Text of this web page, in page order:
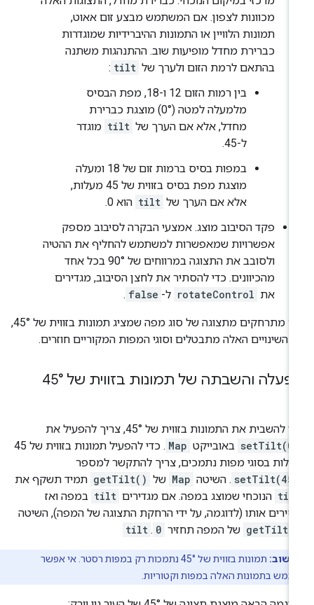
מכוונות לצפון. אם המשתמש מבצע זום אאוט,
תמונות הלוויין או התמונות ההיברידיות שמוגדרות
כברירת מחדל מופיעות שוב. ההתנהגות משתנה
בהתאם לרמת הזום ולערך של tilt
:
בין רמות הזום 12 ו-18, מפת הבסיס
מלמעלה למטה (0°) מוצגת כברירת
מחדל, אלא אם הערך של tilt מוגדר
במפות בסיס ברמות זום של 18 ומעלה
מוצגת מפת בסיס בזווית של 45 מעלות,
אלא אם הערך של tilt הוא 0.
פקד הסיבוב מוצג. אמצעי הבקרה לסיבוב מספק
אפשרויות שמאפשרות למשתמש להחליף את ההטיה
ולסובב את התצוגה במרווחים של 90° בכל אחד
מהכיוונים. כדי להסתיר את לחצן הסיבוב, מגדירים
את rotateControl ל- false
.
אם מתרחקים מתצוגה של סוג מפה שמציג תמונות בזווית של 45°,
השינויים האלה מתבטלים וסוגי המפות המקוריים חוזרים.
והשבתה של תמונות בזווית של 45°
להשבית את התמונות בזווית של 45°, צריך להפעיל את
באובייקט Map
. כדי להפעיל תמונות בזווית של 45
בסוגי מפות נתמכים, צריך להתקשר למספר
. השיטה Map של getTilt() תמיד תשקף את
הנוכחי שמוצג במפה. אם מגדירים tilt במפה ואז
אותו (לדוגמה, על ידי הרחקת התצוגה של המפה), השיטה
של המפה תחזיר 0
.
tilt
חשוב:
תמונות בזווית של 45° נתמכות רק במפות רסטר. אי אפשר
בתמונות האלה במפות וקטוריות.